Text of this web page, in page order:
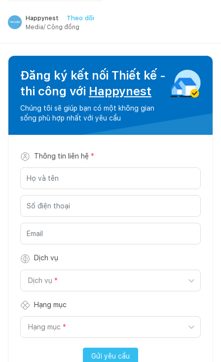
Happynest Theo dõi
Media/ Cộng đồng
Đăng ký kết nối Thiết kế -
thi công với Happynest
Chúng tôi sẽ giúp bạn có một không gian
sống phù hợp nhất với yêu cầu
Thông tin liên hệ *
Dịch vụ
Dịch vụ *
Hạng mục
Hạng mục *
Gửi yêu cầu